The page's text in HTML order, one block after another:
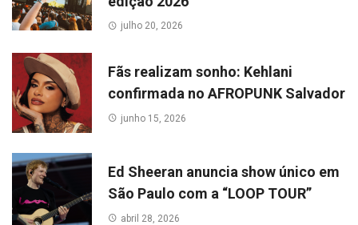
julho 20, 2026
Fãs realizam sonho: Kehlani
confirmada no AFROPUNK Salvador
junho 15, 2026
Ed Sheeran anuncia show único em
São Paulo com a “LOOP TOUR”
abril 28, 2026